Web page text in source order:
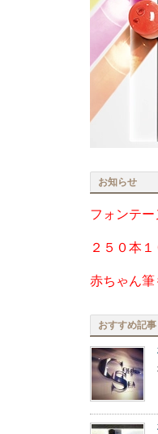
お知らせ
フォンテ
２５０本
赤ちゃん筆
おすすめ記事